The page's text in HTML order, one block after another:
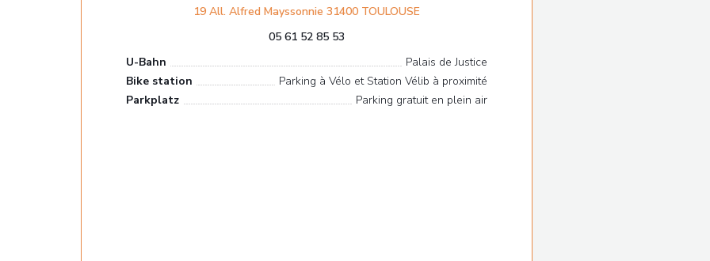
19 All. Alfred Mayssonnie 31400 TOULOUSE
05 61 52 85 53
U-Bahn
Palais de Justice
Bike station
Parking à Vélo et Station Vélib à proximité
Parkplatz
Parking gratuit en plein air